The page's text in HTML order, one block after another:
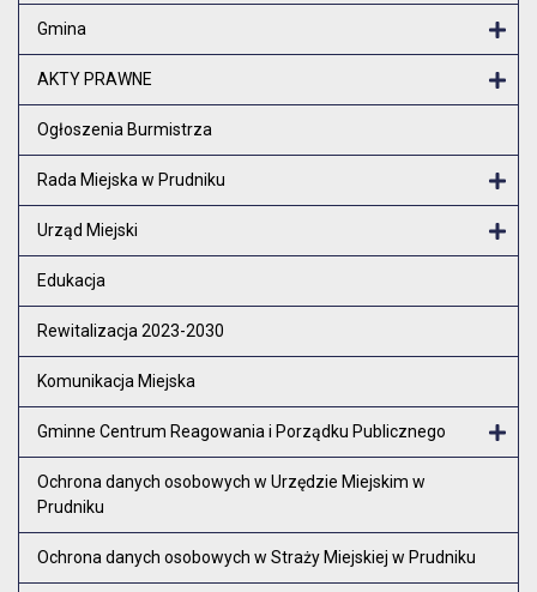
Gmina
AKTY PRAWNE
Ogłoszenia Burmistrza
Rada Miejska w Prudniku
Urząd Miejski
Edukacja
Rewitalizacja 2023-2030
Komunikacja Miejska
Gminne Centrum Reagowania i Porządku Publicznego
Ochrona danych osobowych w Urzędzie Miejskim w
Prudniku
Ochrona danych osobowych w Straży Miejskiej w Prudniku